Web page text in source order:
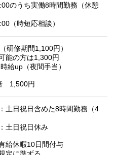
のうち実働8時間勤務（休憩
（時短応相談）
研修期間1,100円）
能の方は1,300円
給up（夜間手当）
1,500円
土日祝日含めた8時間勤務（4
土日祝日休み
給休暇10日間付与
定に準ずる